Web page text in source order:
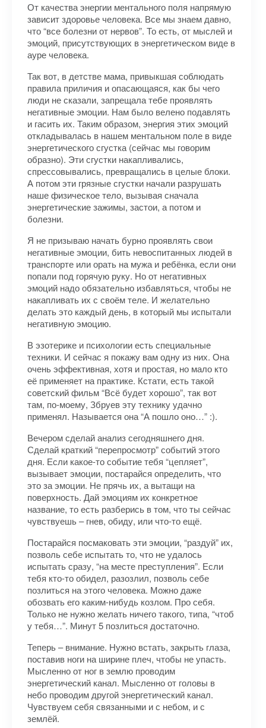
От качества энергии ментального поля напрямую
зависит здоровье человека. Все мы знаем давно,
что “все болезни от нервов”. То есть, от мыслей и
эмоций, присутствующих в энергетическом виде в
ауре человека.
Так вот, в детстве мама, привыкшая соблюдать
правила приличия и опасающаяся, как бы чего
люди не сказали, запрещала тебе проявлять
негативные эмоции. Нам было велено подавлять
и гасить их. Таким образом, энергия этих эмоций
откладывалась в нашем ментальном поле в виде
энергетического сгустка (сейчас мы говорим
образно). Эти сгустки накапливались,
спрессовывались, превращались в целые блоки.
А потом эти грязные сгустки начали разрушать
наше физическое тело, вызывая сначала
энергетические зажимы, застои, а потом и
болезни.
Я не призываю начать бурно проявлять свои
негативные эмоции, бить невоспитанных людей в
транспорте или орать на мужа и ребёнка, если они
попали под горячую руку. Но от негативных
эмоций надо обязательно избавляться, чтобы не
накапливать их с своём теле. И желательно
делать это каждый день, в который мы испытали
негативную эмоцию.
В эзотерике и психологии есть специальные
техники. И сейчас я покажу вам одну из них. Она
очень эффективная, хотя и простая, но мало кто
её применяет на практике. Кстати, есть такой
советский фильм “Всё будет хорошо”, так вот
там, по-моему, Збруев эту технику удачно
применял. Называется она “А пошло оно…” :).
Вечером сделай анализ сегодняшнего дня.
Сделай краткий “перепросмотр” событий этого
дня. Если какое-то событие тебя “цепляет”,
вызывает эмоции, постарайся определить, что
это за эмоции. Не прячь их, а вытащи на
поверхность. Дай эмоциям их конкретное
название, то есть разберись в том, что ты сейчас
чувствуешь – гнев, обиду, или что-то ещё.
Постарайся посмаковать эти эмоции, “раздуй” их,
позволь себе испытать то, что не удалось
испытать сразу, “на месте преступления”. Если
тебя кто-то обидел, разозлил, позволь себе
позлиться на этого человека. Можно даже
обозвать его каким-нибудь козлом. Про себя.
Только не нужно желать ничего такого, типа, “чтоб
у тебя…”. Минут 5 позлиться достаточно.
Теперь – внимание. Нужно встать, закрыть глаза,
поставив ноги на ширине плеч, чтобы не упасть.
Мысленно от ног в землю проводим
энергетический канал. Мысленно от головы в
небо проводим другой энергетический канал.
Чувствуем себя связанными и с небом, и с
землёй.